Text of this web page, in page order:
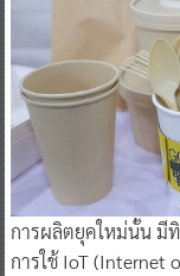
การผลิตยุคใหม่นั้น มี
การใช้ IoT (Internet